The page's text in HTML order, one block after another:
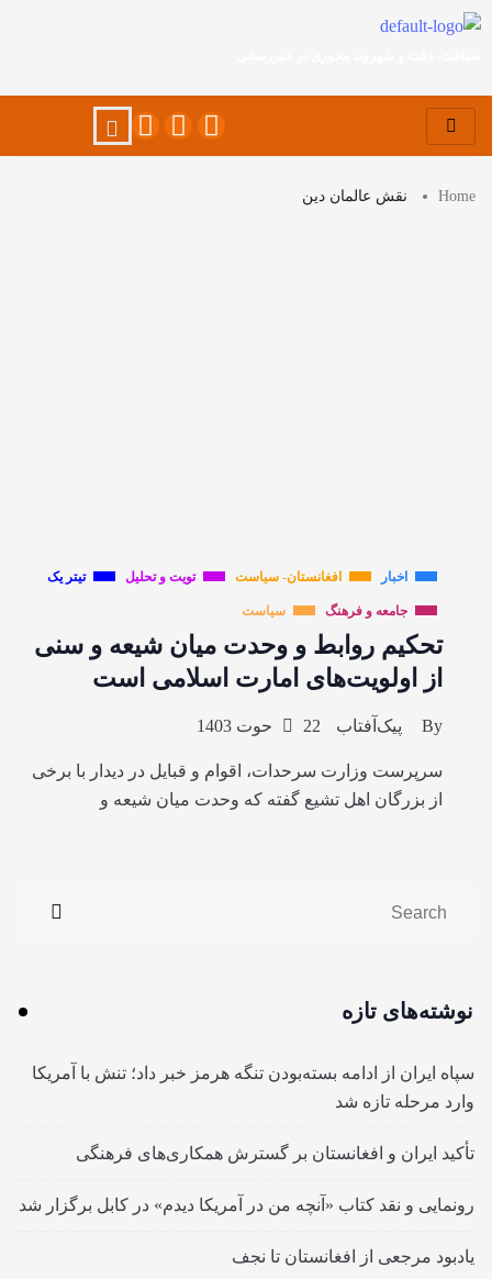
Home نقش عالمان دین
اخبار افغانستان- سیاست تویت و تحلیل تیتر یک
جامعه و فرهنگ سیاست
تحکیم روابط و وحدت میان شیعه و سنی
از اولویت‌های امارت اسلامی است
By پیک‌آفتاب 22 حوت 1403
سرپرست وزارت سرحدات، اقوام و قبایل در دیدار با برخی
از بزرگان اهل تشیع گفته که وحدت میان شیعه و
نوشته‌های تازه
سپاه ایران از ادامه بسته‌بودن تنگه هرمز خبر داد؛ تنش با آمریکا
وارد مرحله تازه شد
تأکید ایران و افغانستان بر گسترش همکاری‌های فرهنگی
رونمایی و نقد کتاب «آنچه من در آمریکا دیدم» در کابل برگزار شد
یادبود مرجعی از افغانستان تا نجف